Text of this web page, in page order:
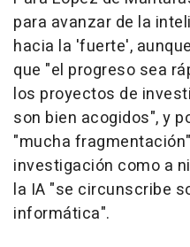
para avanzar de la
hacia la 'fuerte',
que "el progreso sea
los proyectos de
son bien acogidos", y
"mucha
investigación como a
la IA "se circunscribe
informática".